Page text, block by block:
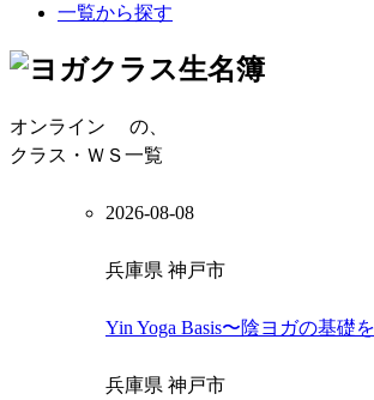
一覧から探す
オンライン
の、
クラス・ＷＳ一覧
2026-08-08
兵庫県 神戸市
Yin Yoga Basis〜陰ヨガの基礎
兵庫県 神戸市